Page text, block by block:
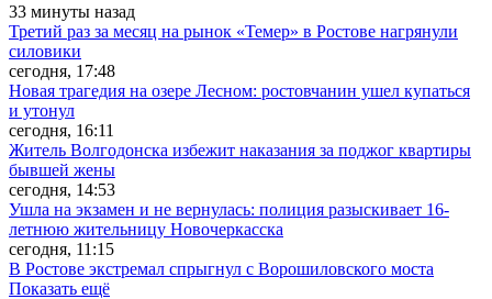
33 минуты назад
Третий раз за месяц на рынок «Темер» в Ростове нагрянули
силовики
сегодня, 17:48
Новая трагедия на озере Лесном: ростовчанин ушел купаться
и утонул
сегодня, 16:11
Житель Волгодонска избежит наказания за поджог квартиры
бывшей жены
сегодня, 14:53
Ушла на экзамен и не вернулась: полиция разыскивает 16-
летнюю жительницу Новочеркасска
сегодня, 11:15
В Ростове экстремал спрыгнул с Ворошиловского моста
Показать ещё